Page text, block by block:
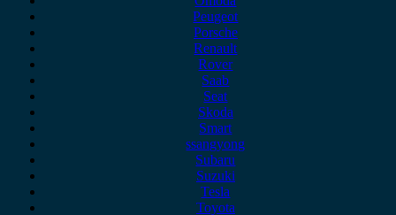
Peugeot
Porsche
Renault
Rover
Saab
Seat
Skoda
Smart
ssangyong
Subaru
Suzuki
Tesla
Toyota